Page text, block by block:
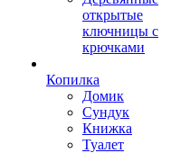
открытые
ключницы с
крючками
Копилка
Домик
Сундук
Книжка
Туалет